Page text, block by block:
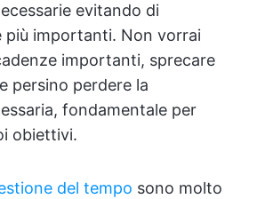
evitando di
più importanti. Non vorrai
importanti, sprecare
persino perdere la
fondamentale per
obiettivi.
del tempo sono molto